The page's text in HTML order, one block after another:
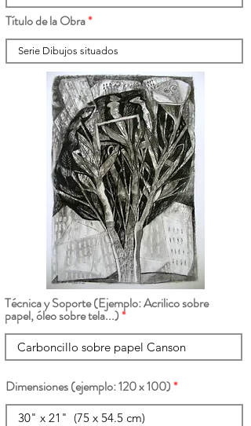
Título de la Obra
Técnica y Soporte (Ejemplo: Acrilico sobre
papel, óleo sobre tela...)
Dimensiones (ejemplo: 120 x 100)